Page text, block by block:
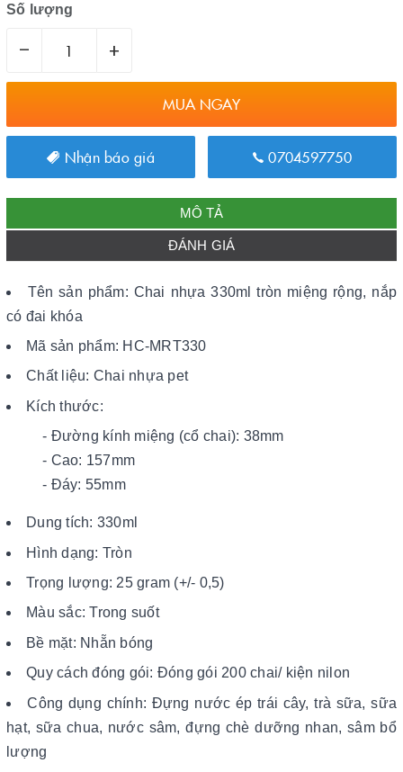
Số lượng
– +
MUA NGAY
Nhận báo giá 0704597750
MÔ TẢ
ĐÁNH GIÁ
Tên sản phẩm: Chai nhựa 330ml tròn miệng rộng, nắp
có đai khóa
Mã sản phẩm: HC-MRT330
Chất liệu: Chai nhựa pet
Kích thước:
- Đường kính miệng (cổ chai): 38mm
- Cao: 157mm
- Đáy: 55mm
Dung tích: 330ml
Hình dạng: Tròn
Trọng lượng: 25 gram (+/- 0,5)
Màu sắc: Trong suốt
Bề mặt: Nhẵn bóng
Quy cách đóng gói: Đóng gói 200 chai/ kiện nilon
Công dụng chính: Đựng nước ép trái cây, trà sữa, sữa
hạt, sữa chua, nước sâm, đựng chè dưỡng nhan, sâm bổ
lượng